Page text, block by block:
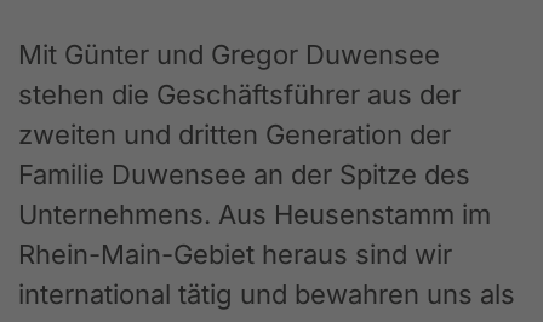
Mit Günter und Gregor Duwensee
stehen die Geschäftsführer aus der
zweiten und dritten Generation der
Familie Duwensee an der Spitze des
Unternehmens. Aus Heusenstamm im
Rhein-Main-Gebiet heraus sind wir
international tätig und bewahren uns als